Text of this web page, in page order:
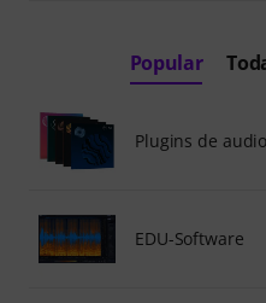
Popular
Plugins de
EDU-Software